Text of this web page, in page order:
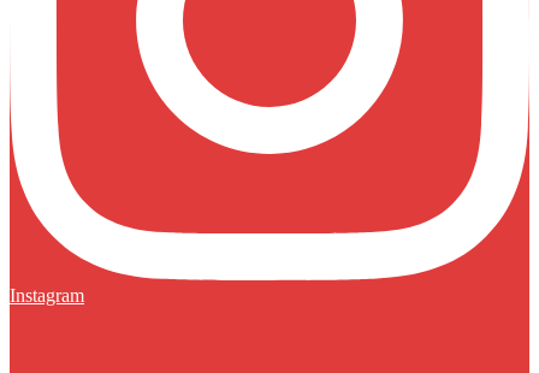
Instagram